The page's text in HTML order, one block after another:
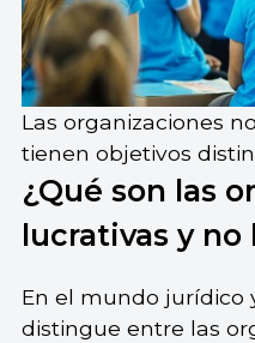
Las organizaciones
tienen objetivos
¿Qué son las
lucrativas y no
En el mundo jurídico
distingue entre las